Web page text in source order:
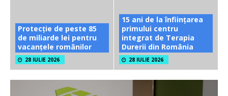
Protecție de peste 85
de miliarde lei pentru
vacanțele românilor
28 IULIE 2026
15 ani de la înființarea
primului centru
integrat de Terapia
Durerii din România
28 IULIE 2026